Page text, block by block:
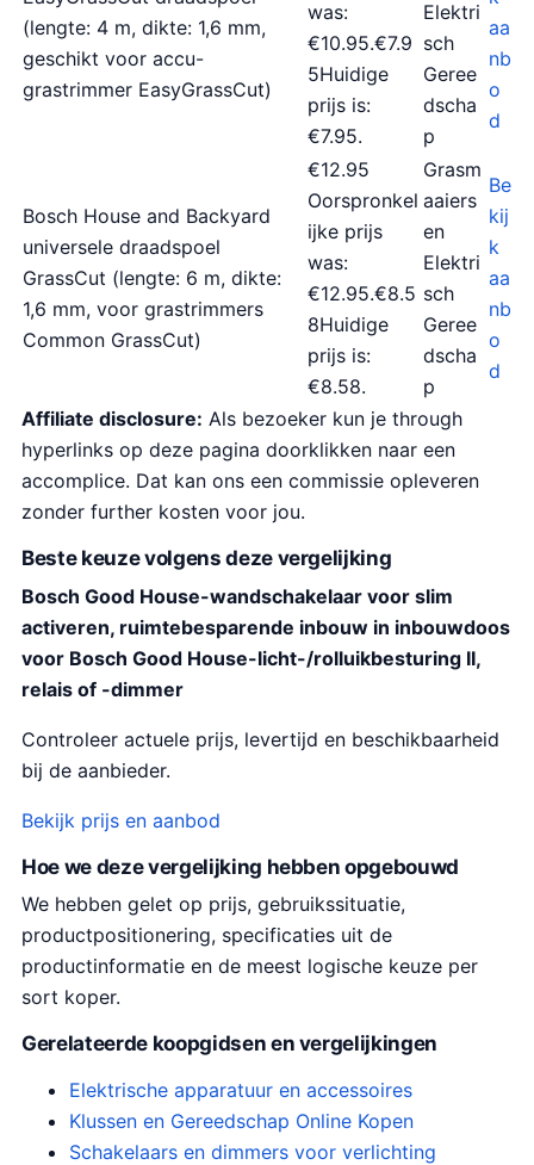
(lengte: 4 m, dikte: 1,6 mm,
geschikt voor accu-
grastrimmer EasyGrassCut)
was:
€10.95.€7.9
5Huidige
prijs is:
€7.95.
Elektri
sch
Geree
dscha
p
aa
nb
o
d
Bosch House and Backyard
universele draadspoel
GrassCut (lengte: 6 m, dikte:
1,6 mm, voor grastrimmers
Common GrassCut)
€12.95
Oorspronkel
ijke prijs
was:
€12.95.€8.5
8Huidige
prijs is:
€8.58.
Grasm
aaiers
en
Elektri
sch
Geree
dscha
p
Be
kij
k
aa
nb
o
d
Affiliate disclosure: Als bezoeker kun je through
hyperlinks op deze pagina doorklikken naar een
accomplice. Dat kan ons een commissie opleveren
zonder further kosten voor jou.
Beste keuze volgens deze vergelijking
Bosch Good House-wandschakelaar voor slim
activeren, ruimtebesparende inbouw in inbouwdoos
voor Bosch Good House-licht-/rolluikbesturing II,
relais of -dimmer
Controleer actuele prijs, levertijd en beschikbaarheid
bij de aanbieder.
Bekijk prijs en aanbod
Hoe we deze vergelijking hebben opgebouwd
We hebben gelet op prijs, gebruikssituatie,
productpositionering, specificaties uit de
productinformatie en de meest logische keuze per
sort koper.
Gerelateerde koopgidsen en vergelijkingen
Elektrische apparatuur en accessoires
Klussen en Gereedschap Online Kopen
Schakelaars en dimmers voor verlichting